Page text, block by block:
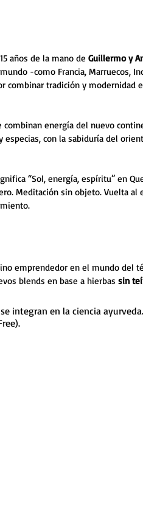
años de la mano de Guillermo y
-como Francia, Marruecos,
combinar tradición y modernidad
energía del nuevo
con la sabiduría del
“Sol, energía, espíritu” en
Meditación sin objeto. Vuelta
emprendedor en el mundo del
blends en base a hierbas sin
integran en la ciencia